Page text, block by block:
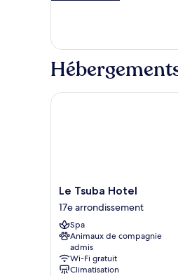
chambre :
Atelier
Suite
le
type
de
Atelier
Le
Tsuba
Hotel
17e
arrondissement
Le Tsuba Hotel
17e arrondissement
Spa
Animaux de compagnie
admis
Wi-Fi gratuit
Climatisation
Le Tsuba Hotel